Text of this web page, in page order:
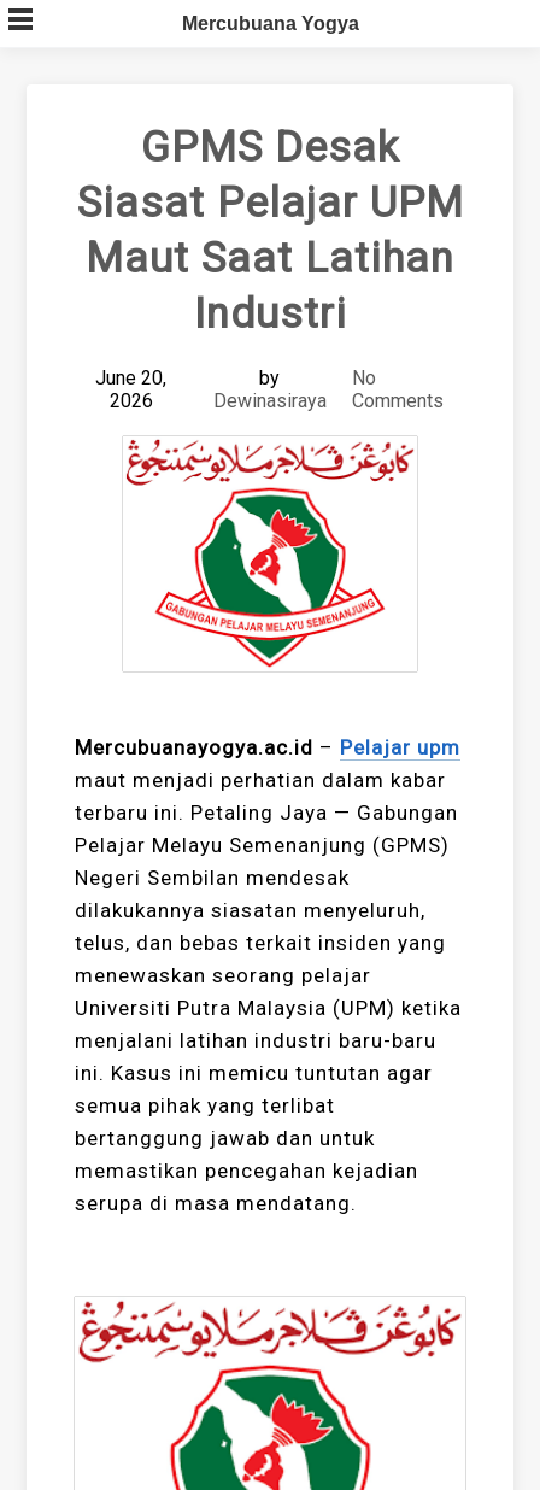
Skip
to
Mercubuana Yogya
GPMS Desak
Siasat Pelajar UPM
Maut Saat Latihan
Industri
June 20,
2026
by
Dewinasiraya
No
Comments
Mercubuanayogya.ac.id – Pelajar upm
maut menjadi perhatian dalam kabar
terbaru ini. Petaling Jaya — Gabungan
Pelajar Melayu Semenanjung (GPMS)
Negeri Sembilan mendesak
dilakukannya siasatan menyeluruh,
telus, dan bebas terkait insiden yang
menewaskan seorang pelajar
Universiti Putra Malaysia (UPM) ketika
menjalani latihan industri baru-baru
ini. Kasus ini memicu tuntutan agar
semua pihak yang terlibat
bertanggung jawab dan untuk
memastikan pencegahan kejadian
serupa di masa mendatang.